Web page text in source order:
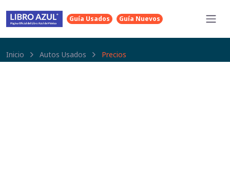
Guía Usados Guía Nuevos
Inicio Autos Usados Precios